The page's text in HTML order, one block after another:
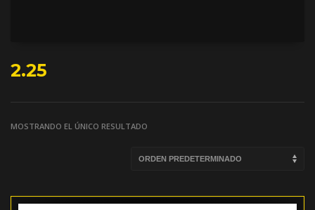
2.25
MOSTRANDO EL ÚNICO RESULTADO